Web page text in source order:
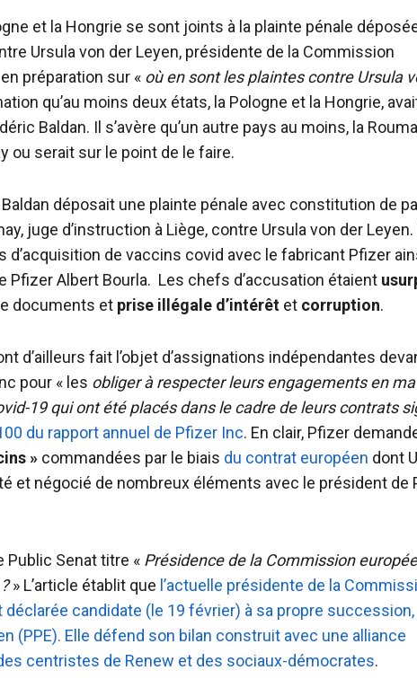
et la Hongrie se sont joints à la plainte pénale
Ursula von der Leyen, présidente de la Commission
préparation sur « où en sont les plaintes contre Ursula
qu’au moins deux états, la Pologne et la Hongrie,
Baldan. Il s’avère qu’un autre pays au moins, la
ou serait sur le point de le faire.
déposait une plainte pénale avec constitution de
juge d’instruction à Liège, contre Ursula von der Leyen.
de vaccins covid avec le fabricant Pfizer
Pfizer Albert Bourla. Les chefs d’accusation étaient
documents et prise illégale d’intérêt et corruption.
d’ailleurs fait l’objet d’assignations indépendantes
pour « les obliger à respecter leurs engagements en
19 qui ont été placés dans le cadre de leurs contrats
du rapport annuel de Pfizer Inc. En clair, Pfizer
» commandées par le biais du contrat européen dont
et négocié de nombreux éléments avec le président de
Public Senat titre « Présidence de la Commission
» L’article établit que l’actuelle présidente de la
déclarée candidate (le 19 février) à sa propre succession,
(PPE). Elle défend son bilan construit avec une alliance
centristes de Renew et des sociaux-démocrates.